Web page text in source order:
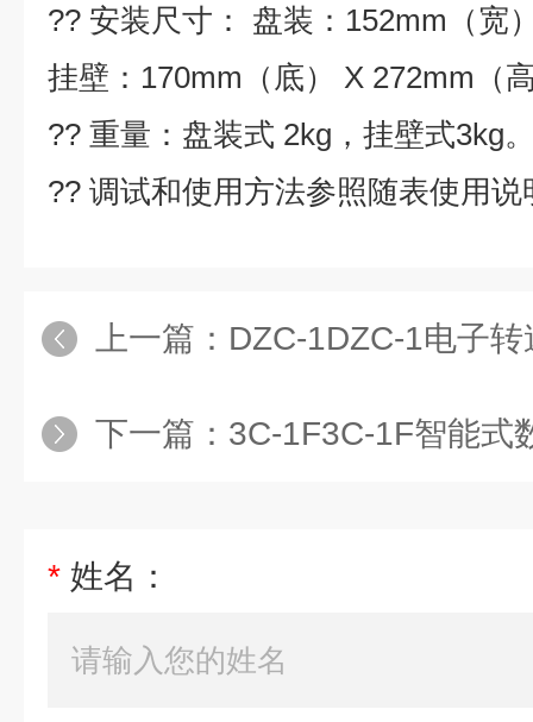
?? 安装尺寸： 盘装：152mm（宽
挂壁：170mm（底） X 272mm（
?? 重量：盘装式 2kg，挂壁式3kg
?? 调试和使用方法参照随表使用说
上一篇： DZC-1DZC-1电子转
下一篇： 3C-1F3C-1F智能式
* 姓名：